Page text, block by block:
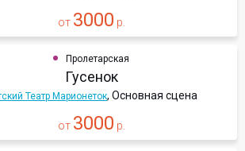
от 3000 р.
Пролетарская
Гусенок
Театр Марионеток, Основная сцена
от 3000 р.